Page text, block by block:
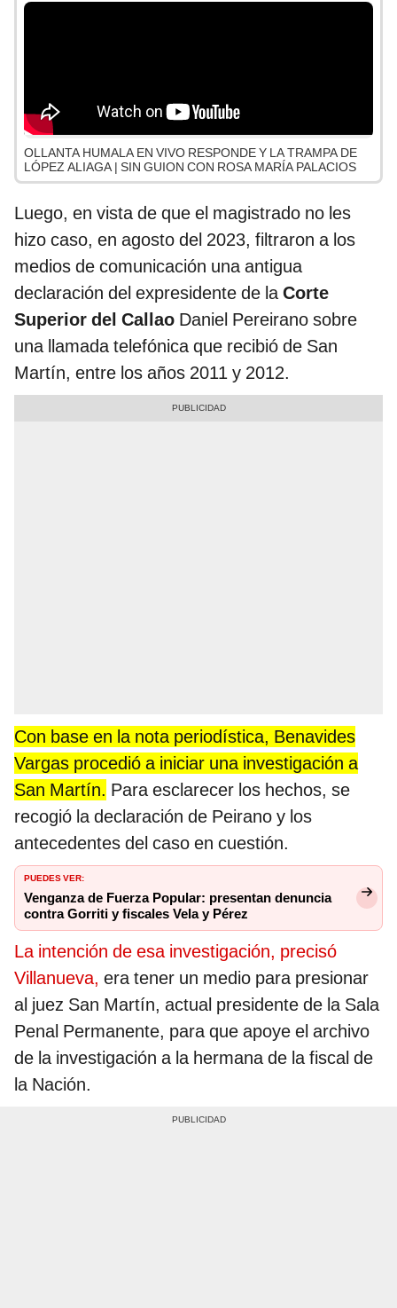
OLLANTA HUMALA EN VIVO RESPONDE Y LA TRAMPA DE
LÓPEZ ALIAGA | SIN GUION CON ROSA MARÍA PALACIOS
Luego, en vista de que el magistrado no les
hizo caso, en agosto del 2023, filtraron a los
medios de comunicación una antigua
declaración del expresidente de laCorte
Superior del Callao Daniel Pereirano sobre
una llamada telefónica que recibió de San
Martín, entre los años 2011 y 2012.
Con base en la nota periodística, Benavides
Vargas procedió a iniciar una investigación a
San Martín. Para esclarecer los hechos, se
recogió la declaración de Peirano y los
antecedentes del caso en cuestión.
PUEDES VER:
Venganza de Fuerza Popular: presentan denuncia
contra Gorriti y fiscales Vela y Pérez
La intención de esa investigación, precisó
Villanueva, era tener un medio para presionar
al juez San Martín, actual presidente de la Sala
Penal Permanente, para que apoye el archivo
de la investigación a la hermana de la fiscal de
la Nación.